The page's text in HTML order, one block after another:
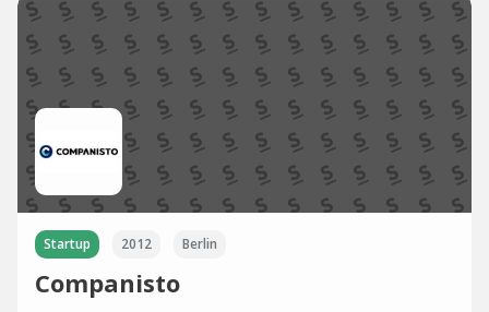
Startup 2012 Berlin
Companisto